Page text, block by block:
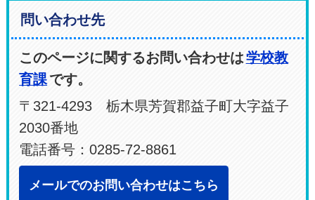
問い合わせ先
このページに関するお問い合わせは学校教
育課です。
〒321-4293 栃木県芳賀郡益子町大字益子
2030番地
電話番号：0285-72-8861
メールでのお問い合わせはこちら